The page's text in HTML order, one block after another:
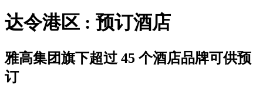
达令港区 : 预订酒店
雅高集团旗下超过 45 个酒店品牌可供预
订